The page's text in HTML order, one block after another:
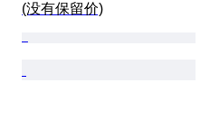
(没有保留价)